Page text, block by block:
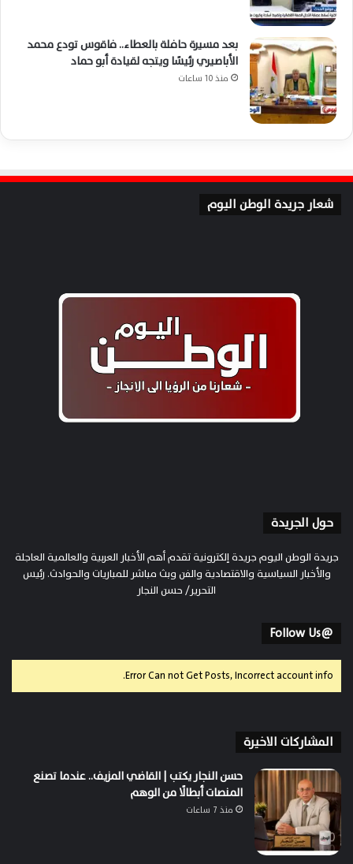
بعد مسيرة حافلة بالعطاء.. فاقوس تودع محمد
الأباصيري رئيسًا ويتجه لقيادة أبو حماد
منذ 10 ساعات
شعار جريدة الوطن اليوم
حول الجريدة
جريدة الوطن اليوم جريدة إلكترونية تقدم أهم الأخبار العربية والعالمية العاجلة
والأخبار السياسية والاقتصادية والفن وبث مباشر للمباريات والحوادث. رئيس
التحرير/ حسن النجار
@Follow Us
Error Can not Get Posts, Incorrect account info.
المشاركات الاخيرة
حسن النجار يكتب | القاضي المزيف.. عندما تصنع
المنصات أبطالًا من الوهم
منذ 7 ساعات